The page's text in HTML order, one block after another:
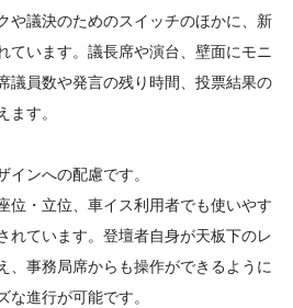
や議決のためのスイッチのほかに、新
ています。議長席や演台、壁面にモニ
議員数や発言の残り時間、投票結果の
ます。
インへの配慮です。
位・立位、車イス利用者でも使いやす
れています。登壇者自身が天板下のレ
、事務局席からも操作ができるように
な進行が可能です。